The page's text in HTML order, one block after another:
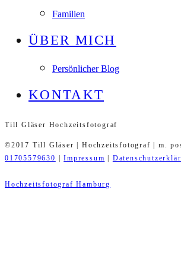
Familien
ÜBER MICH
Persönlicher Blog
KONTAKT
Till Gläser Hochzeitsfotograf
©2017 Till Gläser | Hochzeitsfotograf | m.
01705579630
|Impressum
Hochzeitsfotograf Hamburg